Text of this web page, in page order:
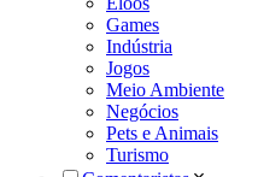
Games
Indústria
Jogos
Meio Ambiente
Negócios
Pets e Animais
Turismo